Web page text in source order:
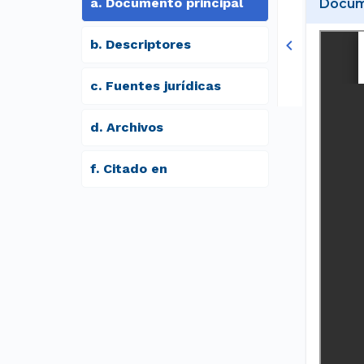
b. Descriptores
c. Fuentes jurídicas
d. archivos
f. Citado en